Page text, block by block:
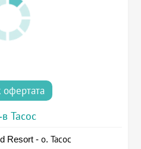
офертата
Тасос
Resort - о. Тасос